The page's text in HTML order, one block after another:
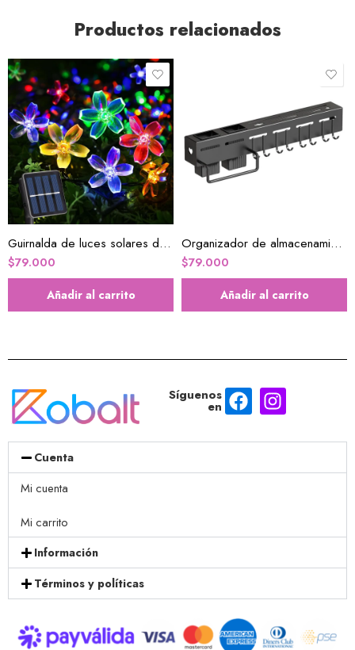
Productos relacionados
Guirnalda de luces solares de flores
$79.000
Añadir al carrito
Organizador de almacenamiento para cocina
$79.000
Añadir al carrito
Síguenos
en
Cuenta
Mi cuenta
Mi carrito
Información
Términos y políticas